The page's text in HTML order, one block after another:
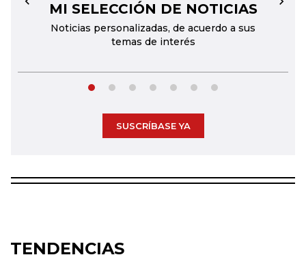
MI SELECCIÓN DE NOTICIAS
Noticias personalizadas, de acuerdo a sus
temas de interés
← →
SUSCRÍBASE YA
TENDENCIAS